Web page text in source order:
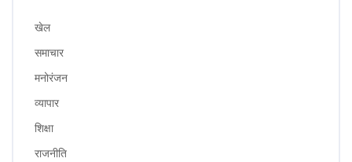
खेल
समाचार
मनोरंजन
व्यापार
शिक्षा
राजनीति